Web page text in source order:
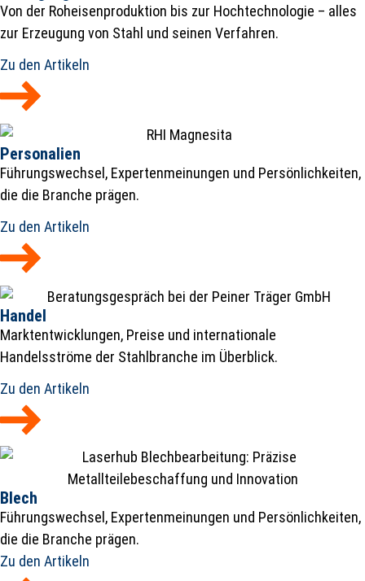
Von der Roheisenproduktion bis zur Hochtechnologie – alles
zur Erzeugung von Stahl und seinen Verfahren.
Zu den Artikeln
Personalien
Führungswechsel, Expertenmeinungen und Persönlichkeiten,
die die Branche prägen.
Zu den Artikeln
Handel
Marktentwicklungen, Preise und internationale
Handelsströme der Stahlbranche im Überblick.
Zu den Artikeln
Blech
Führungswechsel, Expertenmeinungen und Persönlichkeiten,
die die Branche prägen.
Zu den Artikeln